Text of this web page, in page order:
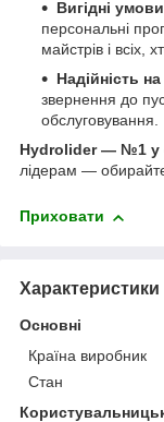
Вигідні умови
персональні
майстрів і всіх,
Надійність
звернення до
обслуговування.
Hydrolider — №1 у
лідерам —
Приховати
Характеристики
Основні
Країна виробник
Стан